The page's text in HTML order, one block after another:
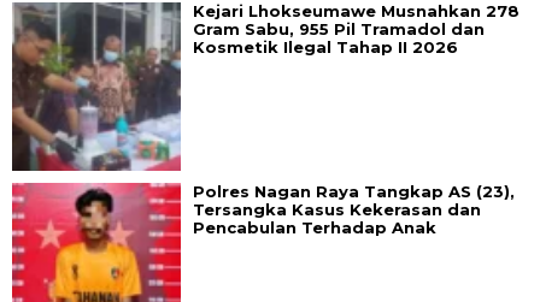
Kejari Lhokseumawe Musnahkan 278
Gram Sabu, 955 Pil Tramadol dan
Kosmetik Ilegal Tahap II 2026
Polres Nagan Raya Tangkap AS (23),
Tersangka Kasus Kekerasan dan
Pencabulan Terhadap Anak